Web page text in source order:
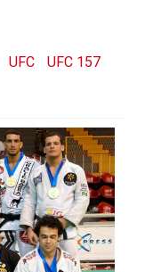
UFC
UFC 157